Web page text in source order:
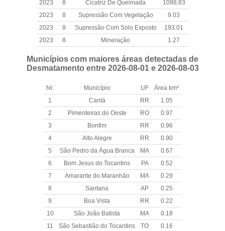
2023
8 Cicatriz De Queimada
1098.83
2023
8 Supressão Com Vegetação
9.03
2023
8 Supressão Com Solo Exposto
193.01
2023
8 Mineração 1.27
Municípios com maiores áreas detectadas de
Desmatamento entre 2026-08-01 e 2026-08-03
Nr. Município UF
Área km²
1
Cantá RR
1.05
2
Pimenteiras do Oeste RO
0.97
3
Bonfim RR
0.96
4
Alto Alegre RR
0.90
5
São Pedro da Água Branca MA
0.67
6
Bom Jesus do Tocantins PA
0.52
7
Amarante do Maranhão MA
0.29
8
Santana AP
0.25
9
Boa Vista RR
0.22
10
São João Batista MA
0.18
11
São Sebastião do Tocantins TO 0.16